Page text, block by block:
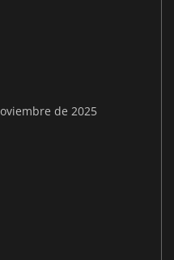
de 2025